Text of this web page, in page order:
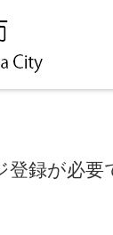
登録が必要